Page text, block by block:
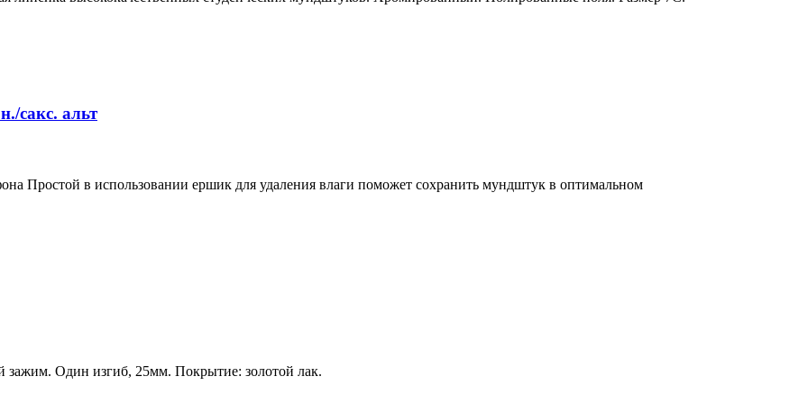
сакс. альт
Простой в использовании ершик для удаления влаги поможет сохранить мундштук в оптимальном
зажим. Один изгиб, 25мм. Покрытие: золотой лак.